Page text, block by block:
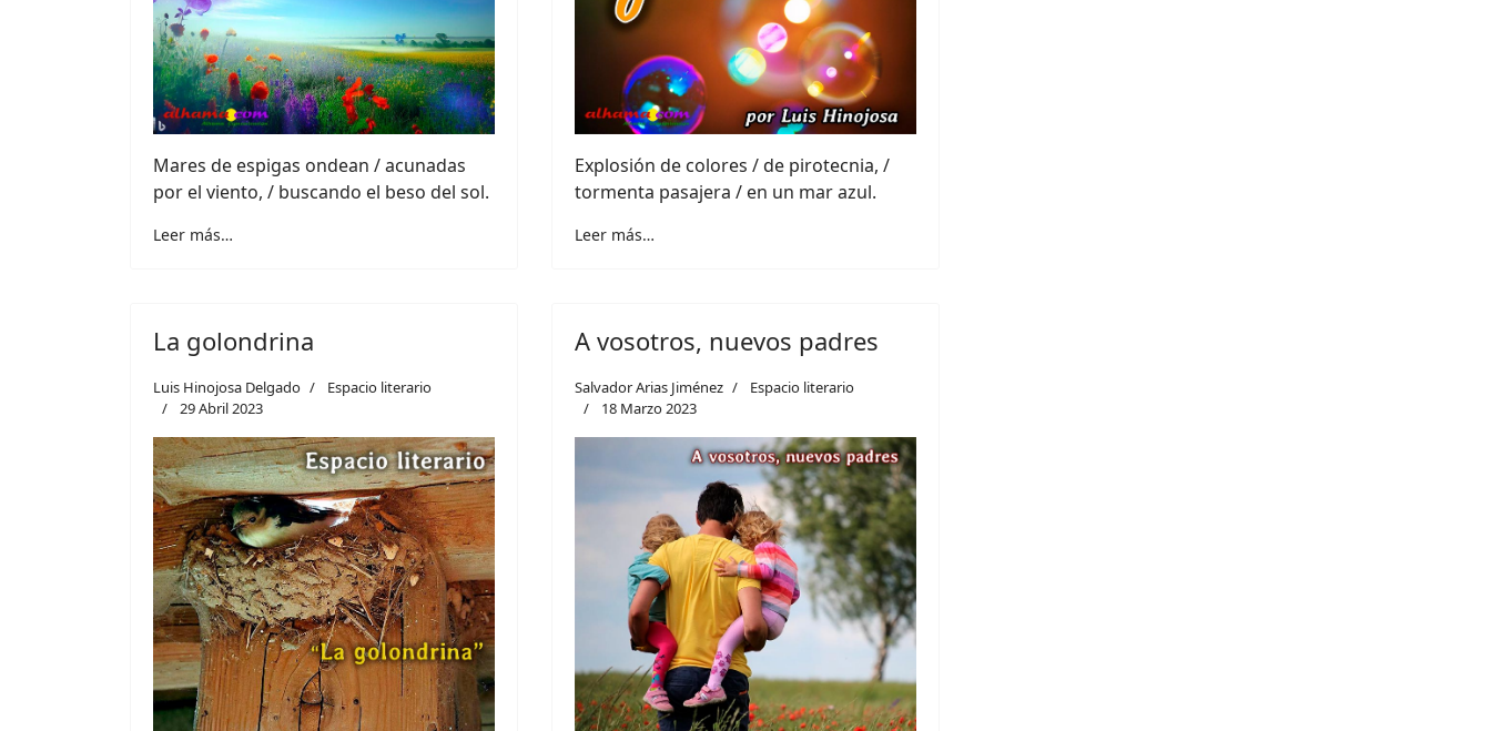
Mares de espigas ondean / acunadas
por el viento, / buscando el beso del sol.
Leer más…
Explosión de colores / de pirotecnia, /
tormenta pasajera / en un mar azul.
Leer más…
La golondrina
Luis Hinojosa Delgado
Espacio literario
29 Abril 2023
A vosotros, nuevos padres
Salvador Arias Jiménez
Espacio literario
18 Marzo 2023